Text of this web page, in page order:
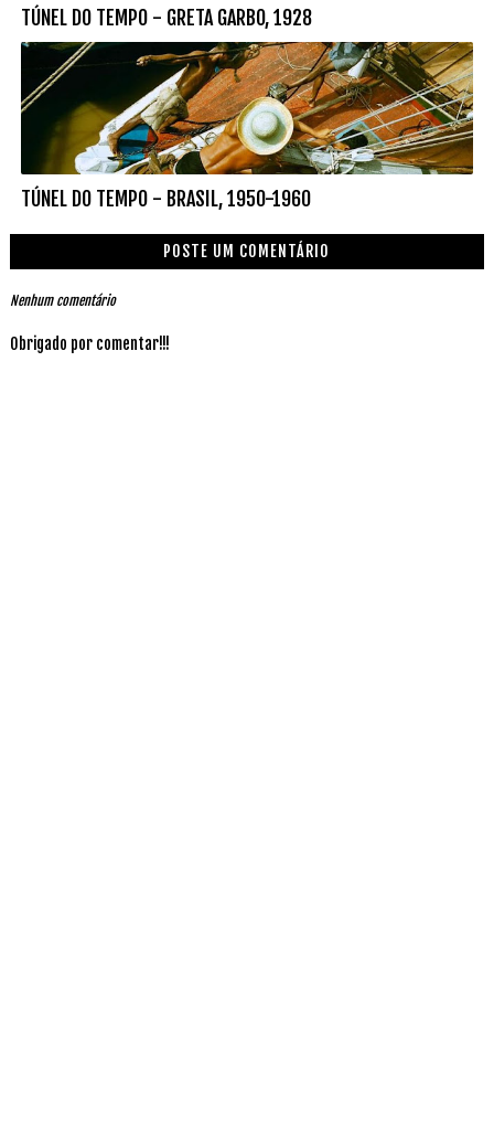
TÚNEL DO TEMPO - GRETA GARBO, 1928
TÚNEL DO TEMPO - BRASIL, 1950-1960
POSTE UM COMENTÁRIO
Nenhum comentário
Obrigado por comentar!!!